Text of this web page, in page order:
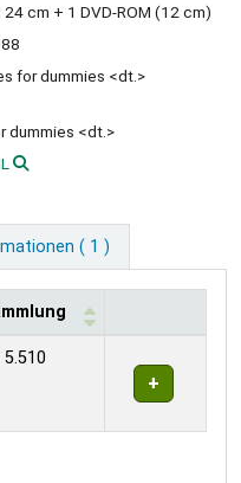
24 cm + 1 DVD-ROM (12 cm)
for dummies <dt.>
dummies <dt.>
( 1 )